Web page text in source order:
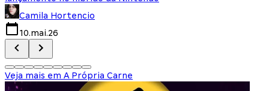
Camila Hortencio
10.mai.26
Veja mais em A Própria Carne